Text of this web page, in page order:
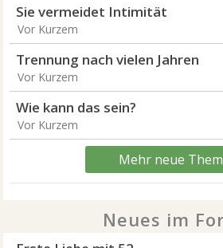
Sie vermeidet Intimität
Vor Kurzem
Trennung nach vielen Jahren
Vor Kurzem
Wie kann das sein?
Vor Kurzem
Mehr neue
Neues im